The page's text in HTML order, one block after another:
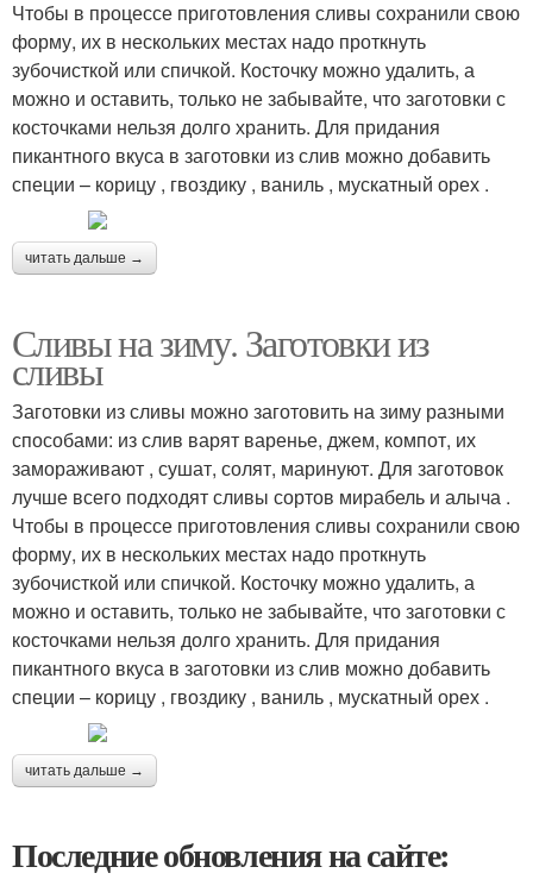
Чтобы в процессе приготовления сливы сохранили свою
форму, их в нескольких местах надо проткнуть
зубочисткой или спичкой. Косточку можно удалить, а
можно и оставить, только не забывайте, что заготовки с
косточками нельзя долго хранить. Для придания
пикантного вкуса в заготовки из слив можно добавить
специи – корицу , гвоздику , ваниль , мускатный орех .
читать дальше →
Сливы на зиму. Заготовки из
сливы
Заготовки из сливы можно заготовить на зиму разными
способами: из слив варят варенье, джем, компот, их
замораживают , сушат, солят, маринуют. Для заготовок
лучше всего подходят сливы сортов мирабель и алыча .
Чтобы в процессе приготовления сливы сохранили свою
форму, их в нескольких местах надо проткнуть
зубочисткой или спичкой. Косточку можно удалить, а
можно и оставить, только не забывайте, что заготовки с
косточками нельзя долго хранить. Для придания
пикантного вкуса в заготовки из слив можно добавить
специи – корицу , гвоздику , ваниль , мускатный орех .
читать дальше →
Последние обновления на сайте: